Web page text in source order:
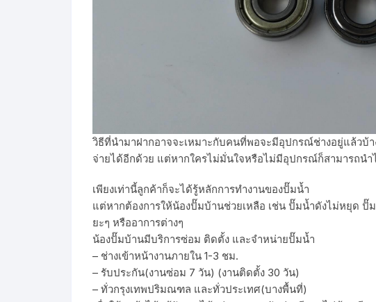
วิธีที่นำมาฝากอาจจะเหมาะกับคนที่พอจะมีอุปกรณ์ช่างอยู่แล้วบ้า
จ่ายได้อีกด้วย แต่หากใครไม่มั่นใจหรือไม่มีอุปกรณ์ก็สามารถนำ
เพียงเท่านี้ลูกค้าก็จะได้รู้หลักการทำงานของปั๊มน้ำ
แต่หากต้องการให้น้องปั๊มบ้านช่วยเหลือ เช่น ปั๊มน้ำดังไม่หยุด ปั๊
ยะๆ หรืออาการต่างๆ
น้องปั๊มบ้านมีบริการซ่อม ติดตั้ง และจำหน่ายปั๊มน้ำ
– ช่างเข้าหน้างานภายใน 1-3 ชม.
– รับประกัน(งานซ่อม 7 วัน) (งานติดตั้ง 30 วัน)
– ทั่วกรุงเทพปริมณฑล และทั่วประเทศ(บางพื้นที่)